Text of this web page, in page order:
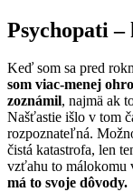
Psychopati
Keď som sa pred
som viac-menej
zoznámil, najmä ak
Našťastie išlo v tom
rozpoznateľná.
čistá katastrofa, len
vzťahu to málokomu
má to svoje dôvody.